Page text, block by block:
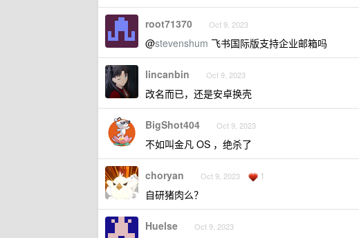
root71370 Oct 9, 2023
@stevenshum 飞书国际版支持企业邮箱吗
lincanbin Oct 9, 2023
改名而已，还是安卓换壳
BigShot404 Oct 9, 2023
不如叫金凡 OS ，绝杀了
choryan Oct 9, 2023 1
自研猪肉么？
Huelse Oct 9, 2023